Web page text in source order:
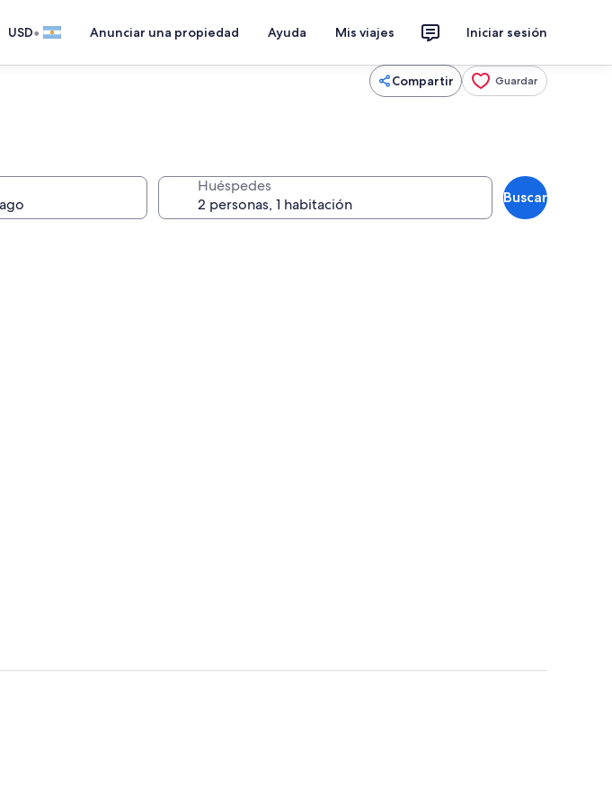
USD• Anunciar una propiedad Ayuda Mis viajes Iniciar sesión
Compartir Guardar
Huéspedes
Buscar